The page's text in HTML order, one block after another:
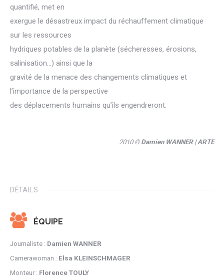
quantifié, met en
exergue le désastreux impact du réchauffement climatique
sur les ressources
hydriques potables de la planète (sécheresses, érosions,
salinisation…) ainsi que la
gravité de la menace des changements climatiques et
l’importance de la perspective
des déplacements humains qu’ils engendreront.
2010 © Damien WANNER| ARTE
DÉTAILS
ÉQUIPE
Journaliste : Damien WANNER
Camerawoman : Elsa KLEINSCHMAGER
Monteur : Florence TOULY